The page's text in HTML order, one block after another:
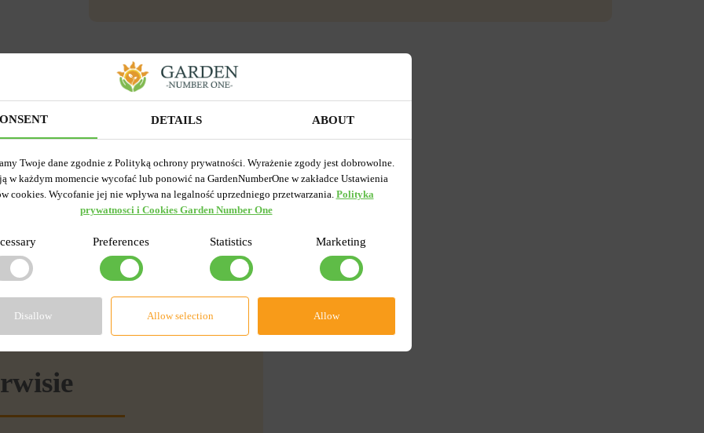
DETAILS ABOUT
Twoje dane zgodnie z Polityką ochrony prywatności. Wyrażenie zgody jest dobrowolne.
w każdym momencie wycofać lub ponowić na GardenNumberOne w zakładce Ustawienia
cookies. Wycofanie jej nie wpływa na legalność uprzedniego przetwarzania. Polityka
prywatnosci i Cookies Garden Number One
Preferences Statistics Marketing
Disallow Allow selection Allow